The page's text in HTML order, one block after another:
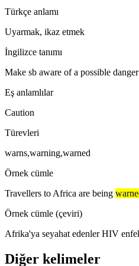
Türkçe anlamı
Uyarmak, ikaz etmek
İngilizce tanımı
Make sb aware of a possible danger
Eş anlamlılar
Caution
Türevleri
warns,warning,warned
Örnek cümle
Travellers to Africa are being
Örnek cümle (çeviri)
Afrika'ya seyahat edenler HIV
Diğer kelimeler